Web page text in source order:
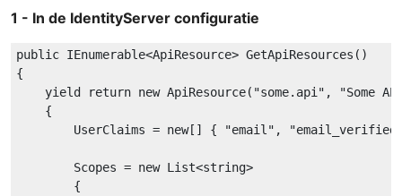
1 - In de IdentityServer configuratie
public IEnumerable<ApiResource> GetApiResources()
{
yield
return new ApiResource( "some.api" ,
"Some
{
        UserClaims =
new[] { "email" ,
        Scopes =
new List<string>
        {